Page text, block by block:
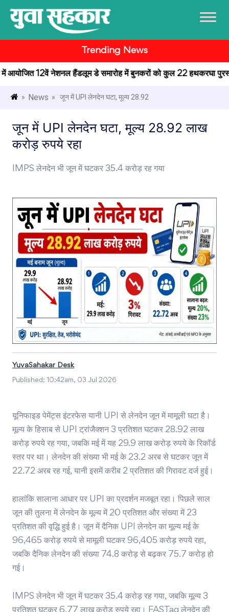
Trending News
आयोजित 12वें नेशनल हैंडलूम डे समारोह में बुनकरों को कुल 22 हथकरघा
» News » जून में UPI लेनदेन घटा, मूल्य 28.92
जून में UPI लेनदेन घटा, मूल्य 28.92 लाख
करोड़ रुपये रहा
IMPS लेनदेन भी जून में घटकर 35.4 करोड़ रह गया
YuvaSahakar Desk
Published: 10:42am, 03 Jul 2026
यूनिफाइड पेमेंट्स इंटरफेस यानी UPI से लेनदेन जून में मामूली घटा है।
मूल्य के हिसाब से UPI ट्रांजैक्शन 3 प्रतिशत घटकर 28.92 लाख
करोड़ रुपये रह गया, जबकि मई में यह 29.9 लाख करोड़ रुपये के रिकॉर्ड
स्तर पर था। लेनदेन की संख्या भी मई के 23.2 अरब से घटकर जून में
22.72 अरब रह गई, यानी इसमें करीब 2 प्रतिशत की गिरावट दर्ज हुई।
हालांकि सालाना आधार पर UPI का प्रदर्शन मजबूत रहा। पिछले साल
जून की तुलना में लेनदेन के मूल्य में 20 प्रतिशत और संख्या में 23
प्रतिशत की वृद्धि हुई है। जून में दैनिक UPI लेनदेन का मूल्य मई के
96,465 करोड़ रुपये से मामूली घटकर 96,405 करोड़ रुपये रहा,
जबकि दैनिक लेनदेन की संख्या 74.8 करोड़ से बढ़कर 75.7 करोड़ हो
गई।
IMPS लेनदेन भी जून में घटकर 35.4 करोड़ रह गया, जबकि मूल्य 3